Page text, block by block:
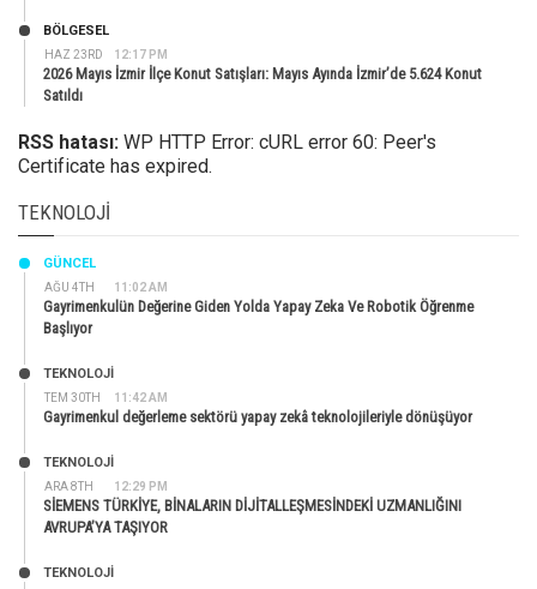
HAZ 23RD 12:17 PM
BÖLGESEL
2026 Mayıs İzmir İlçe Konut Satışları: Mayıs Ayında İzmir’de 5.624 Konut
Satıldı
RSS hatası: WP HTTP Error: cURL error 60: Peer's
Certificate has expired.
TEKNOLOJI
AĞU 4TH 11:02 AM
GÜNCEL
Gayrimenkulün Değerine Giden Yolda Yapay Zeka Ve Robotik Öğrenme
Başlıyor
TEM 30TH 11:42 AM
TEKNOLOJİ
Gayrimenkul değerleme sektörü yapay zekâ teknolojileriyle dönüşüyor
ARA 8TH 12:29 PM
TEKNOLOJİ
SİEMENS TÜRKİYE, BİNALARIN DİJİTALLEŞMESİNDEKİ UZMANLIĞINI
AVRUPA’YA TAŞIYOR
TEKNOLOJİ